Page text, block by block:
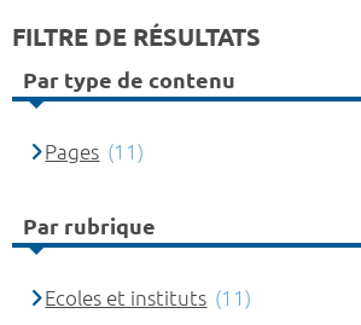
FILTRE DE RÉSULTATS
Par type de contenu
Pages (11)
Par rubrique
Ecoles et instituts (11)